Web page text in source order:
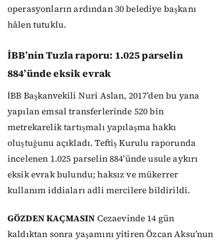
operasyonların ardından 30 belediye başkanı
hâlen tutuklu.
İBB’nin Tuzla raporu: 1.025 parselin
884’ünde eksik evrak
İBB Başkanvekili Nuri Aslan, 2017’den bu yana
yapılan emsal transferlerinde 520 bin
metrekarelik tartışmalı yapılaşma hakkı
oluştuğunu açıkladı. Teftiş Kurulu raporunda
incelenen 1.025 parselin 884’ünde usule aykırı
eksik evrak bulundu; haksız ve mükerrer
kullanım iddiaları adli mercilere bildirildi.
GÖZDEN KAÇMASIN Cezaevinde 14 gün
kaldıktan sonra yaşamını yitiren Özcan Aksu’nun